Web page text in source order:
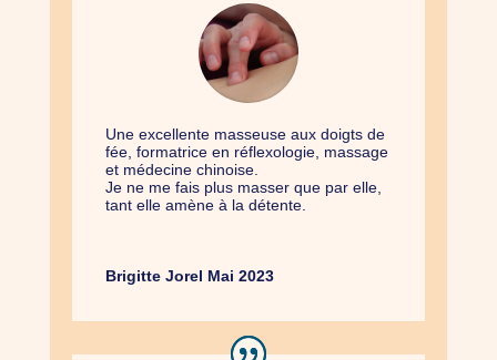
Une excellente masseuse aux doigts de
fée, formatrice en réflexologie, massage
et médecine chinoise.
Je ne me fais plus masser que par elle,
tant elle amène à la détente.
Brigitte Jorel Mai 2023